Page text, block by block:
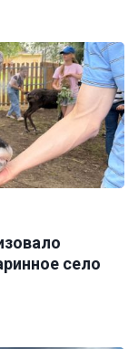
село